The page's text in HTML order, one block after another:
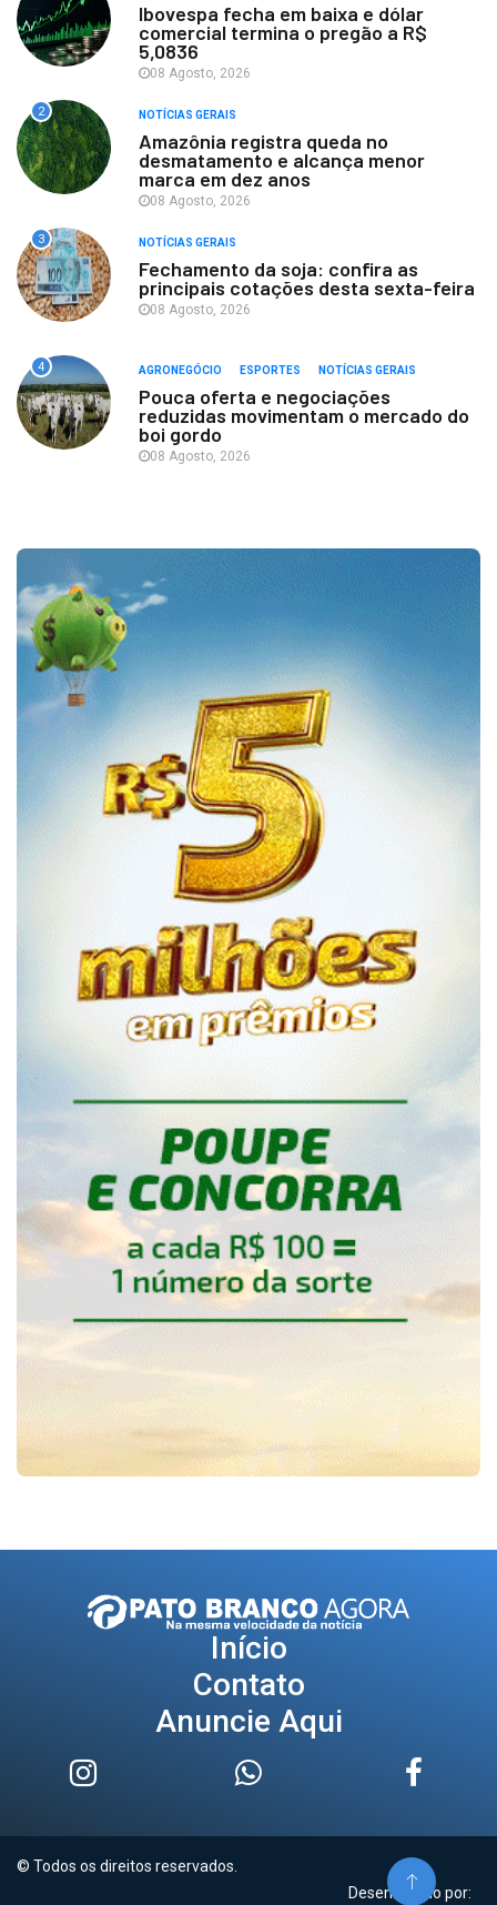
Ibovespa fecha em baixa e dólar
comercial termina o pregão a R$
5,0836
08 Agosto, 2026
2 NOTÍCIAS GERAIS
Amazônia registra queda no
desmatamento e alcança menor
marca em dez anos
08 Agosto, 2026
3 NOTÍCIAS GERAIS
Fechamento da soja: confira as
principais cotações desta sexta-feira
08 Agosto, 2026
4 AGRONEGÓCIO ESPORTES NOTÍCIAS GERAIS
Pouca oferta e negociações
reduzidas movimentam o mercado do
boi gordo
08 Agosto, 2026
Início
Contato
Anuncie Aqui
© Todos os direitos reservados.
Desenvolvido por: